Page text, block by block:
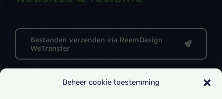
Beheer cookie toestemming
Bestanden verzenden via ReemDesign
WeTransfer